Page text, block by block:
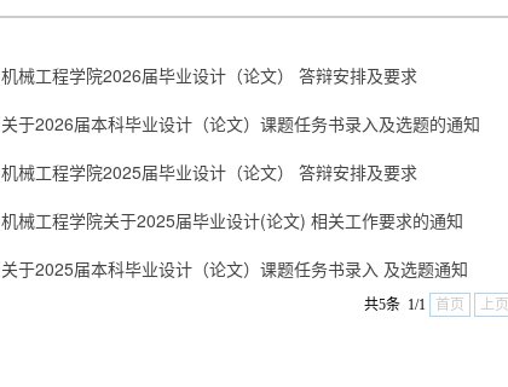
机械工程学院2026届毕业设计（论文） 答辩安排及要求
关于2026届本科毕业设计（论文）课题任务书录入及选题的通知
机械工程学院2025届毕业设计（论文） 答辩安排及要求
机械工程学院关于2025届毕业设计(论文) 相关工作要求的通知
关于2025届本科毕业设计（论文）课题任务书录入 及选题通知
共5条 1/1 首页 上页